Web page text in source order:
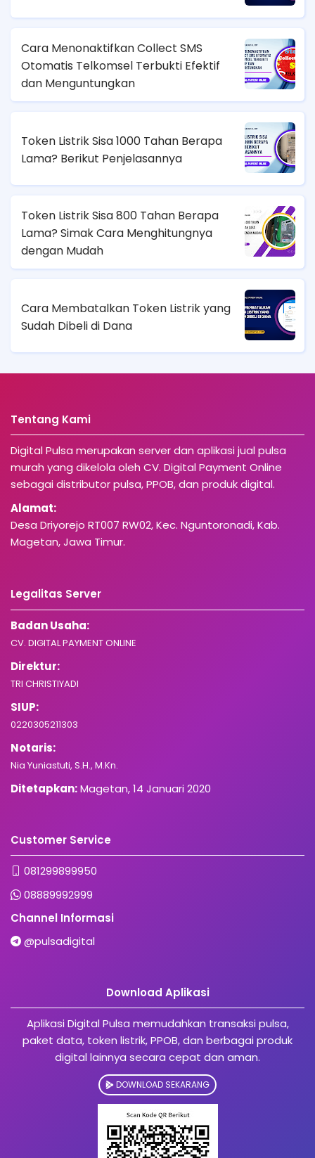
Cara Menonaktifkan Collect SMS
Otomatis Telkomsel Terbukti Efektif
dan Menguntungkan
Token Listrik Sisa 1000 Tahan Berapa
Lama? Berikut Penjelasannya
Token Listrik Sisa 800 Tahan Berapa
Lama? Simak Cara Menghitungnya
dengan Mudah
Cara Membatalkan Token Listrik yang
Sudah Dibeli di Dana
Tentang Kami
Digital Pulsa merupakan server dan aplikasi jual pulsa
murah yang dikelola oleh CV. Digital Payment Online
sebagai distributor pulsa, PPOB, dan produk digital.
Alamat:
Desa Driyorejo RT007 RW02, Kec. Nguntoronadi, Kab.
Magetan, Jawa Timur.
Legalitas Server
Badan Usaha:
CV. DIGITAL PAYMENT ONLINE
Direktur:
TRI CHRISTIYADI
SIUP:
0220305211303
Notaris:
Nia Yuniastuti, S.H., M.Kn.
Ditetapkan:Magetan, 14 Januari 2020
Customer Service
081299899950
08889992999
Channel Informasi
@pulsadigital
Download Aplikasi
Aplikasi Digital Pulsa memudahkan transaksi pulsa,
paket data, token listrik, PPOB, dan berbagai produk
digital lainnya secara cepat dan aman.
DOWNLOAD SEKARANG